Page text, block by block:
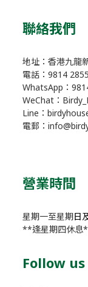
聯絡我們
地址：香港九龍
電話：9814
WhatsApp：
WeChat：
Line：
電郵：
營業時間
星期一至星期日
**逢星期四休息
Follow us